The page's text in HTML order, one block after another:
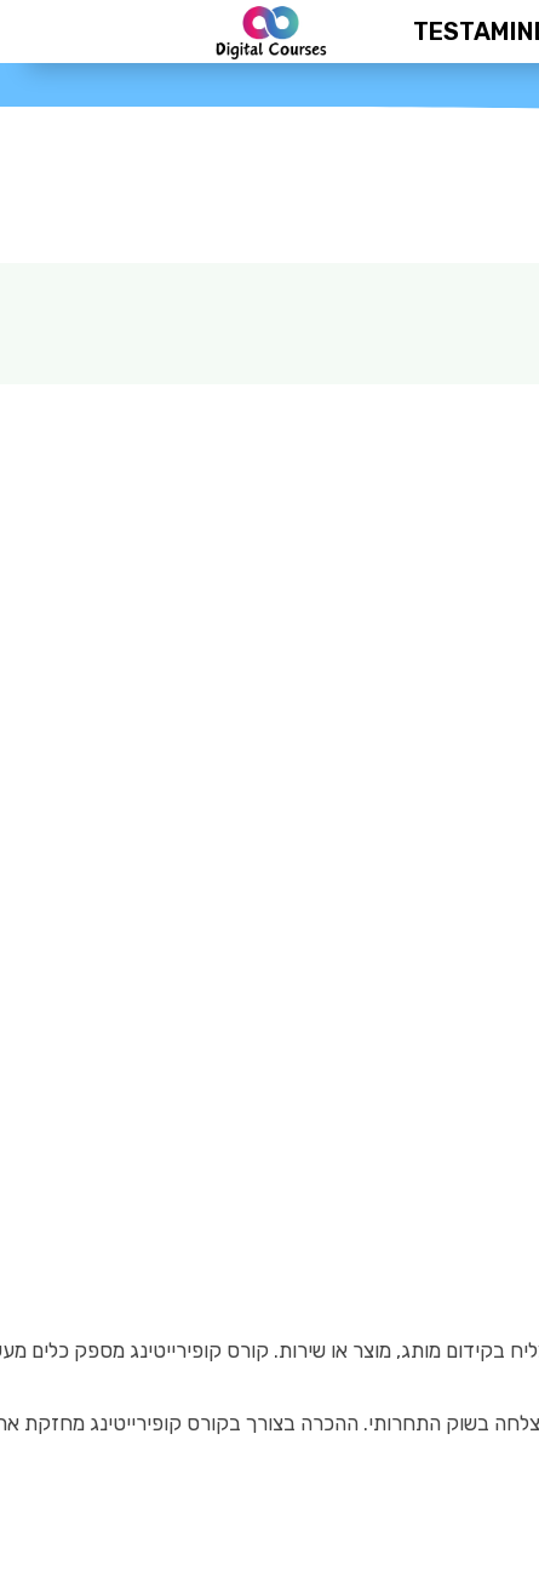
קופירייטינג מספק כלים מעשיים שיעזרו לכם ללמוד כיצד ליצור תוכן שמרגש,
התחרותי. ההכרה בצורך בקורס קופירייטינג מחזקת את